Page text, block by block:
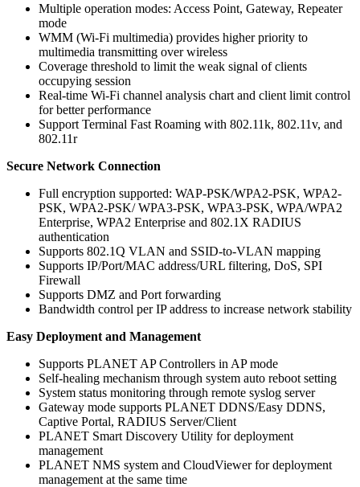
Multiple operation modes: Access Point, Gateway, Repeater
mode
WMM (Wi-Fi multimedia) provides higher priority to
multimedia transmitting over wireless
Coverage threshold to limit the weak signal of clients
occupying session
Real-time Wi-Fi channel analysis chart and client limit control
for better performance
Support Terminal Fast Roaming with 802.11k, 802.11v, and
802.11r
Secure Network Connection
Full encryption supported: WAP-PSK/WPA2-PSK, WPA2-
PSK, WPA2-PSK/ WPA3-PSK, WPA3-PSK, WPA/WPA2
Enterprise, WPA2 Enterprise and 802.1X RADIUS
authentication
Supports 802.1Q VLAN and SSID-to-VLAN mapping
Supports IP/Port/MAC address/URL filtering, DoS, SPI
Firewall
Supports DMZ and Port forwarding
Bandwidth control per IP address to increase network stability
Easy Deployment and Management
Supports PLANET AP Controllers in AP mode
Self-healing mechanism through system auto reboot setting
System status monitoring through remote syslog server
Gateway mode supports PLANET DDNS/Easy DDNS,
Captive Portal, RADIUS Server/Client
PLANET Smart Discovery Utility for deployment
management
PLANET NMS system and CloudViewer for deployment
management at the same time